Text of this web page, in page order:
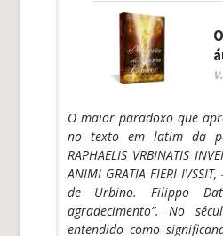
O maior paradoxo que
no texto em latim da
RAPHAELIS VRBINATIS
ANIMI GRATIA FIERI
de Urbino. Filippo
agradecimento”. No
entendido como